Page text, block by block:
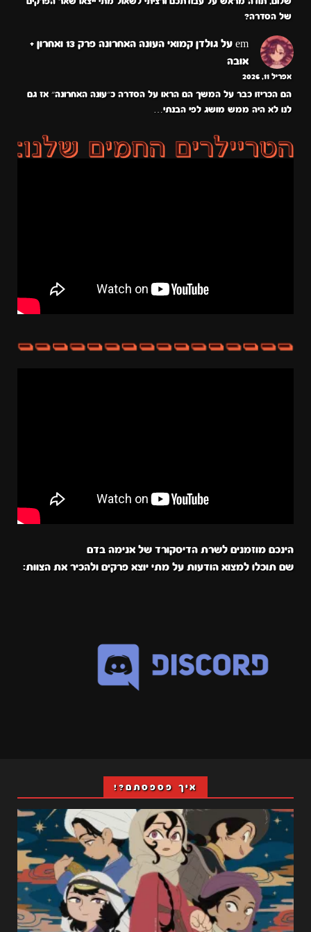
של הסדרה?
em על
גולדן קמואי העונה האחרונה פרק 13 ואחרון +
אובה
אפריל 11, 2026
הם הכריזו כבר על המשך הם הראו על הסדרה כ״עונה האחרונה״ אז גם
לנו לא היה ממש מושג לפי הבנתי…
הינכם מוזמנים לשרת הדיסקורד של אנימה בדם
שם תוכלו למצוא הודעות על מתי יוצא פרקים ולהכיר את הצוות:
איך פספסתם?!